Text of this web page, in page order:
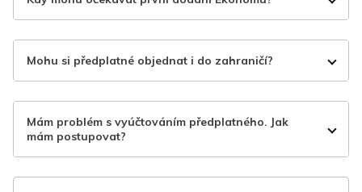
Mohu si předplatné objednat i do zahraničí?
Mám problém s vyúčtováním předplatného. Jak
mám postupovat?